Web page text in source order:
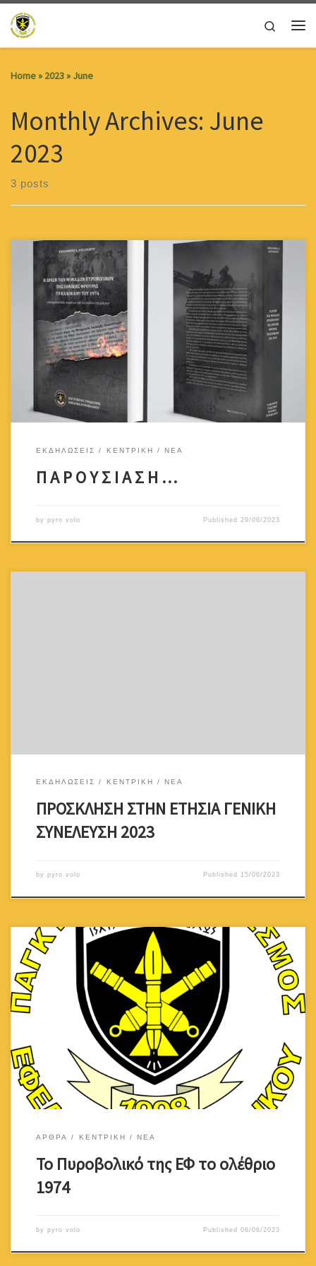
Skip to content
Search
Home» 2023» June
Monthly Archives: June
2023
3 posts
ΕΚΔΗΛΩΣΕΙΣ ΚΕΝΤΡΙΚΗ ΝΕΑ
Π Α Ρ Ο Υ Σ Ι Α Σ Η …
by pyro volo Published 29/06/2023
ΕΚΔΗΛΩΣΕΙΣ ΚΕΝΤΡΙΚΗ ΝΕΑ
ΠΡΟΣΚΛΗΣΗ ΣΤΗΝ ΕΤΗΣΙΑ ΓΕΝΙΚΗ
ΣΥΝΕΛΕΥΣΗ 2023
by pyro volo Published 15/06/2023
ΑΡΘΡΑ ΚΕΝΤΡΙΚΗ ΝΕΑ
Το Πυροβολικό της ΕΦ το ολέθριο
1974
by pyro volo Published06/06/2023